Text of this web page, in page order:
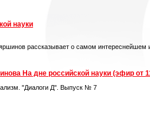
науки
рассказывает о самом
На дне российской науки (эфир от
"Диалоги Д". Выпуск № 7